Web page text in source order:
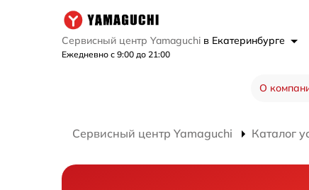
Сервисный центр Yamaguchi в Екатеринбурге
Ежедневно с 9:00 до 21:00
О
Сервисный центр Yamaguchi Каталог